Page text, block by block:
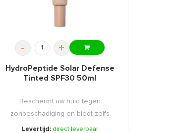
- +
HydroPeptide Solar Defense
Tinted SPF30 50ml
Beschermt uw huid tegen
zonbeschadiging en biedt zelfs
infra ...
Levertijd: direct leverbaar